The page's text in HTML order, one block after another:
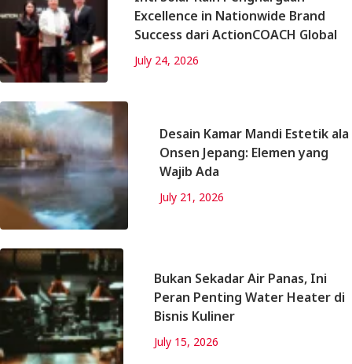
Excellence in Nationwide Brand
Success dari ActionCOACH Global
July 24, 2026
Desain Kamar Mandi Estetik ala
Onsen Jepang: Elemen yang
Wajib Ada
July 21, 2026
Bukan Sekadar Air Panas, Ini
Peran Penting Water Heater di
Bisnis Kuliner
July 15, 2026